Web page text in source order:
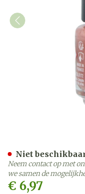
€ 6,97
Niet
Neem contact op met
we samen de